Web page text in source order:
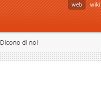
web wiki
Dicono di noi